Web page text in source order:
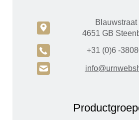
c
Blauwstraat
4651 GB
A +31 (0)6 -
H